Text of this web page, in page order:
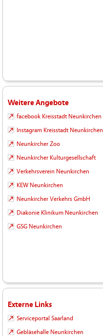
Weitere Angebote
facebook Kreisstadt Neunkirchen
Instagram Kreisstadt Neunkirchen
Neunkircher Zoo
Neunkircher Kulturgesellschaft
Verkehrsverein Neunkirchen
KEW Neunkirchen
Neunkircher Verkehrs GmbH
Diakonie Klinikum Neunkirchen
GSG Neunkirchen
Externe Links
Serviceportal Saarland
Gebläsehalle Neunkirchen